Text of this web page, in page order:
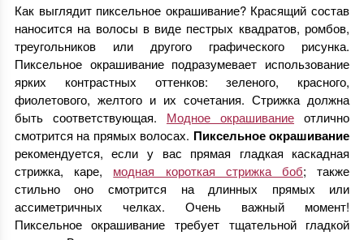
Как выглядит пиксельное окрашивание? Красящий состав
наносится на волосы в виде пестрых квадратов, ромбов,
треугольников или другого графического рисунка.
Пиксельное окрашивание подразумевает использование
ярких контрастных оттенков: зеленого, красного,
фиолетового, желтого и их сочетания. Стрижка должна
быть соответствующая. Модное окрашивание отлично
смотрится на прямых волосах. Пиксельное окрашивание
рекомендуется, если у вас прямая гладкая каскадная
стрижка, каре, модная короткая стрижка боб; также
стильно оно смотрится на длинных прямых или
ассиметричных челках. Очень важный момент!
Пиксельное окрашивание требует тщательной гладкой